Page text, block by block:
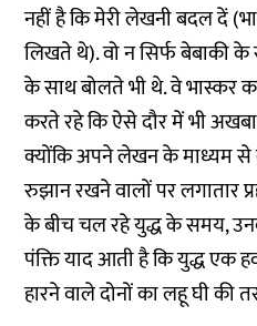
नहीं है कि मेरी लेखनी बदल दें
लिखते थे). वो न सिर्फ बेबाकी
के साथ बोलते भी थे. वे भास्कर
करते रहे कि ऐसे दौर में भी
क्योंकि अपने लेखन के माध्यम से
रुझान रखने वालों पर लगातार
के बीच चल रहे युद्ध के समय,
पंक्ति याद आती है कि युद्ध एक
हारने वाले दोनों का लहू घी की